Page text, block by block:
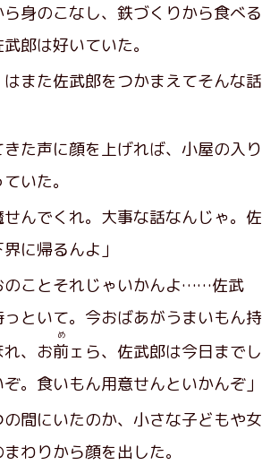
身のこなし、鉄づくりから食べる
郎は好いていた。
はまた佐武郎をつかまえてそんな話
た声に顔を上げれば、小屋の入り
いた。
せんでくれ。大事な話なんじゃ。佐
に帰るんよ」
のことそれじゃいかんよ……佐武
といて。今おばあがうまいもん持
、お前
め
ェら、佐武郎は今日までし
。食いもん用意せんといかんぞ」
間にいたのか、小さな子どもや女
わりから顔を出した。